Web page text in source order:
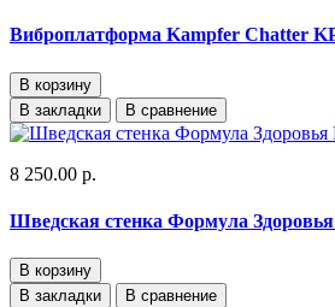
Виброплатформа Kampfer Chatter
В корзину
В закладки
В сравнение
8 250.00 р.
Шведская стенка Формула
В корзину
В закладки
В сравнение